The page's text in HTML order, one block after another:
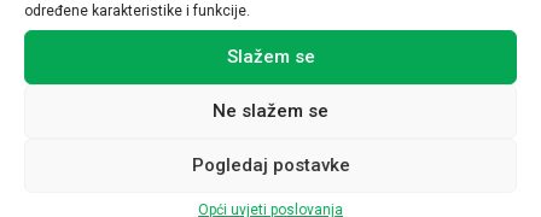
određene karakteristike i funkcije.
Slažem se
Ne slažem se
Pogledaj postavke
Opći uvjeti poslovanja
Povezani proizvodi